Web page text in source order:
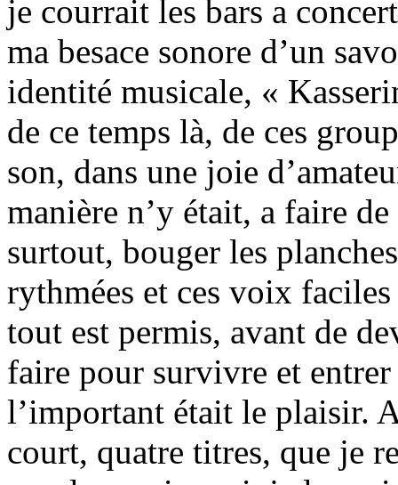
je courrait les bars a
ma besace sonore d’un
identité musicale, «
de ce temps là, de ces
son, dans une joie
manière n’y était, a faire
surtout, bouger les
rythmées et ces voix
tout est permis, avant de
faire pour survivre et entrer
l’important était le plaisir.
court, quatre titres, que je